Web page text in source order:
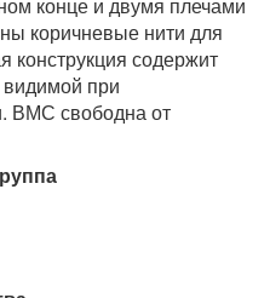
коричневые нити для
конструкция содержит
видимой при
ВМС свободна от